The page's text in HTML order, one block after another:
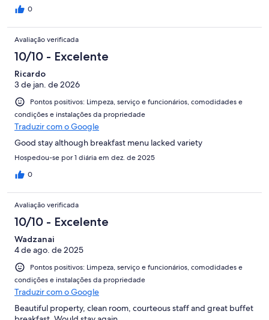
0
Avaliação verificada
10/10 - Excelente
Ricardo
3 de jan. de 2026
Pontos positivos: Limpeza, serviço e funcionários, comodidades e
condições e instalações da propriedade
Traduzir com o Google
Good stay although breakfast menu lacked variety
Hospedou-se por 1 diária em dez. de 2025
0
Avaliação verificada
10/10 - Excelente
Wadzanai
4 de ago. de 2025
Pontos positivos: Limpeza, serviço e funcionários, comodidades e
condições e instalações da propriedade
Traduzir com o Google
Beautiful property, clean room, courteous staff and great buffet